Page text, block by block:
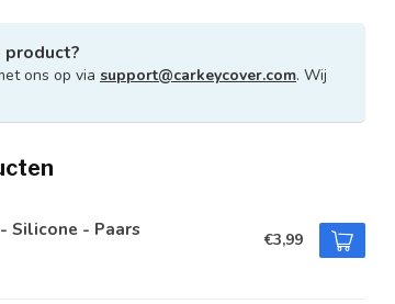
product?
ons op via support@carkeycover.com. Wij
Silicone - Paars €3,99